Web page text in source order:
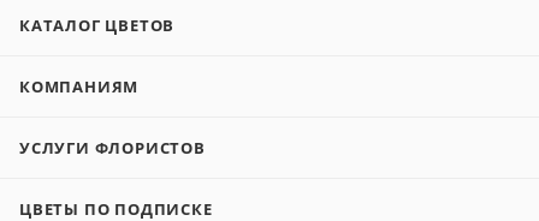
КАТАЛОГ ЦВЕТОВ
КОМПАНИЯМ
УСЛУГИ ФЛОРИСТОВ
ЦВЕТЫ ПО ПОДПИСКЕ